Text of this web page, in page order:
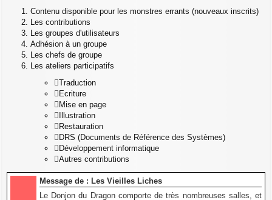
e
Contenu disponible pour les monstres errants (nouveaux inscrits)
Les contributions
Les groupes d'utilisateurs
Adhésion à un groupe
Les chefs de groupe
Les ateliers participatifs
Traduction
Ecriture
Mise en page
Illustration
Restauration
DRS (Documents de Référence des Systèmes)
Développement informatique
Autres contributions
Message de : Les Vieilles Liches
Le Donjon du Dragon comporte de très nombreuses salles, et